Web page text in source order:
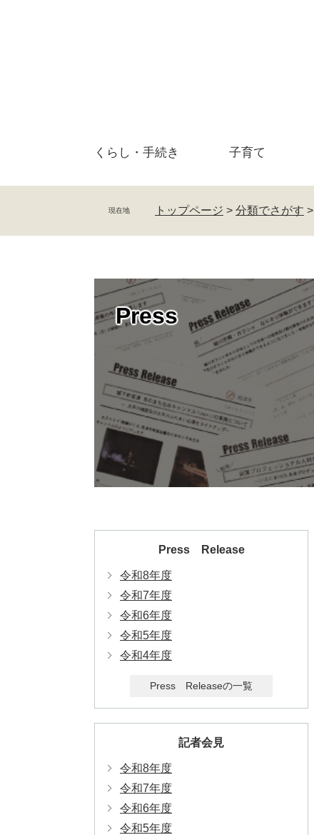
くらし・ 手続き 子育て
現在地 トップページ > 分類でさがす >
Press
Press Release
令和8年度
令和7年度
令和6年度
令和5年度
令和4年度
Press Releaseの一覧
記者会見
令和8年度
令和7年度
令和6年度
令和5年度